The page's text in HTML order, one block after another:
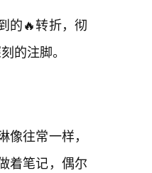
的🔥转折，彻
的注脚。
往常一样，
着笔记，偶尔